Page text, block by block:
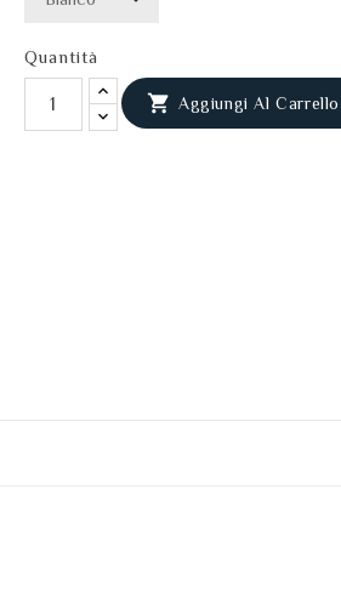
Quantità
 Aggiungi Al Carrello